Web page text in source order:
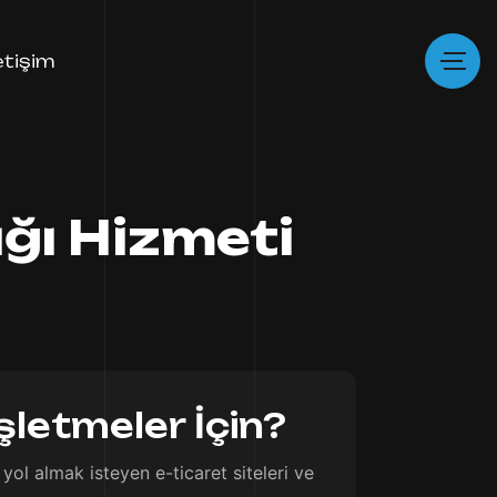
Hizmeti
İçin?
yol almak isteyen e-ticaret siteleri ve